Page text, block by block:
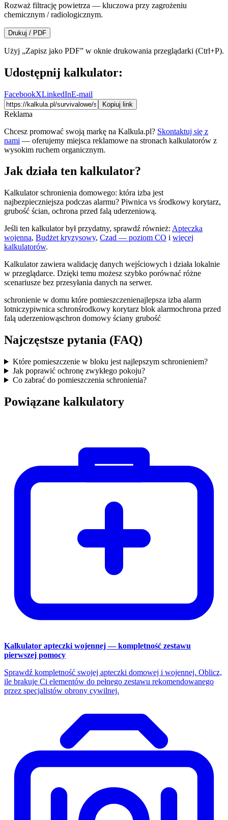
Rozważ filtrację powietrza — kluczowa przy zagrożeniu
chemicznym / radiologicznym.
Drukuj / PDF
Użyj „Zapisz jako PDF” w oknie drukowania przeglądarki (Ctrl+P).
Udostępnij kalkulator:
FacebookXLinkedInE-mail
Kopiuj link
Reklama
Chcesz promować swoją markę na Kalkula.pl? Skontaktuj się z
nami — oferujemy miejsca reklamowe na stronach kalkulatorów z
wysokim ruchem organicznym.
Jak działa ten kalkulator?
Kalkulator schronienia domowego: która izba jest
najbezpieczniejsza podczas alarmu? Piwnica vs środkowy korytarz,
grubość ścian, ochrona przed falą uderzeniową.
Jeśli ten kalkulator był przydatny, sprawdź również: Apteczka
wojenna, Budżet kryzysowy, Czad — poziom CO i więcej
kalkulatorów.
Kalkulator zawiera walidację danych wejściowych i działa lokalnie
w przeglądarce. Dzięki temu możesz szybko porównać różne
scenariusze bez przesyłania danych na serwer.
schronienie w domu które pomieszczenienajlepsza izba alarm
lotniczypiwnica schronśrodkowy korytarz blok alarmochrona przed
falą uderzeniowąschron domowy ściany grubość
Najczęstsze pytania (FAQ)
Które pomieszczenie w bloku jest najlepszym schronieniem?
Jak poprawić ochronę zwykłego pokoju?
Co zabrać do pomieszczenia schronienia?
Powiązane kalkulatory
Kalkulator apteczki wojennej — kompletność zestawu
pierwszej pomocy
Sprawdź kompletność swojej apteczki domowej i wojennej. Oblicz,
ile brakuje Ci elementów do pełnego zestawu rekomendowanego
przez specjalistów obrony cywilnej.